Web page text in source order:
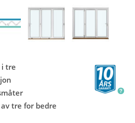
tre
tre for bedre